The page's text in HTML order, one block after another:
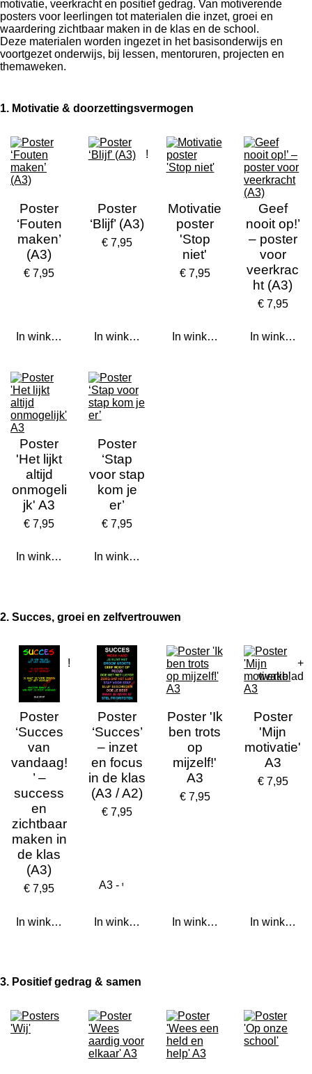
motivatie, veerkracht en positief gedrag. Van motiverende
posters voor leerlingen tot materialen die inzet, groei en
waardering zichtbaar maken in de klas en de school.
Deze materialen worden ingezet in het basisonderwijs en
voortgezet onderwijs, bij lessen, mentoruren, projecten en
themaweken.
1. Motivatie & doorzettingsvermogen
Poster
‘Fouten
maken’
(A3)
€ 7,95
In winkelwagen
!
Poster
‘Blijf’ (A3)
€ 7,95
In winkelwagen
Motivatie
poster
'Stop
niet'
€ 7,95
In winkelwagen
Geef
nooit op!’
– poster
voor
veerkrac
ht (A3)
€ 7,95
In
Poster
'Het lijkt
altijd
onmogeli
jk' A3
€ 7,95
In winkelwagen
Poster
‘Stap
voor stap
kom je
er’
€ 7,95
In winkelwagen
2. Succes, groei en zelfvertrouwen
!
Poster
‘Succes
van
vandaag!
’ –
success
en
zichtbaar
maken in
de klas
(A3)
€ 7,95
In winkelwagen
Poster
‘Succes’
– inzet
en focus
in de klas
(A3 / A2)
€ 7,95
In winkelwagen
Poster 'Ik
ben trots
op
mijzelf!'
A3
€ 7,95
In winkelwagen
+
werkblad
Poster
'Mijn
motivatie'
A3
€ 7,95
In
3. Positief gedrag & samen